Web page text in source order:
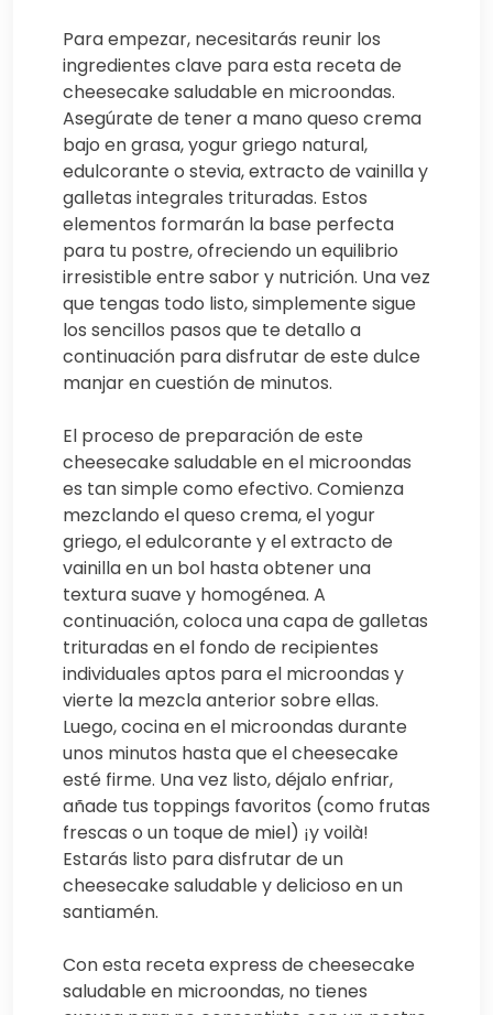
Para empezar, necesitarás reunir los
ingredientes clave para esta receta de
cheesecake saludable en microondas.
Asegúrate de tener a mano queso crema
bajo en grasa, yogur griego natural,
edulcorante o stevia, extracto de vainilla y
galletas integrales trituradas. Estos
elementos formarán la base perfecta
para tu postre, ofreciendo un equilibrio
irresistible entre sabor y nutrición. Una vez
que tengas todo listo, simplemente sigue
los sencillos pasos que te detallo a
continuación para disfrutar de este dulce
manjar en cuestión de minutos.
El proceso de preparación de este
cheesecake saludable en el microondas
es tan simple como efectivo. Comienza
mezclando el queso crema, el yogur
griego, el edulcorante y el extracto de
vainilla en un bol hasta obtener una
textura suave y homogénea. A
continuación, coloca una capa de galletas
trituradas en el fondo de recipientes
individuales aptos para el microondas y
vierte la mezcla anterior sobre ellas.
Luego, cocina en el microondas durante
unos minutos hasta que el cheesecake
esté firme. Una vez listo, déjalo enfriar,
añade tus toppings favoritos (como frutas
frescas o un toque de miel) ¡y voilà!
Estarás listo para disfrutar de un
cheesecake saludable y delicioso en un
santiamén.
Con esta receta express de cheesecake
saludable en microondas, no tienes